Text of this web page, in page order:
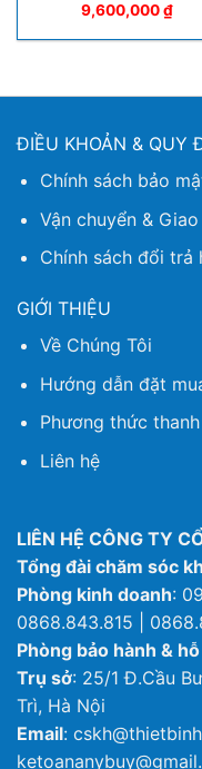
9,600,000₫
ĐIỀU KHOẢN & QUY
Chính sách bảo
Vận chuyển &
Chính sách đổi trả
GIỚI THIỆU
Về Chúng Tôi
Hướng dẫn đặt
Phương thức
Liên hệ
LIÊN HỆ CÔNG TY
Tổng đài chăm sóc
Phòng kinh doanh:
0868.843.815 |
Phòng bảo hành &
Trụ sở: 25/1 Đ.Cầu
Trì, Hà Nội
Email: